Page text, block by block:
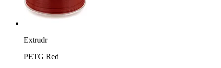
Extrudr
PETG Red